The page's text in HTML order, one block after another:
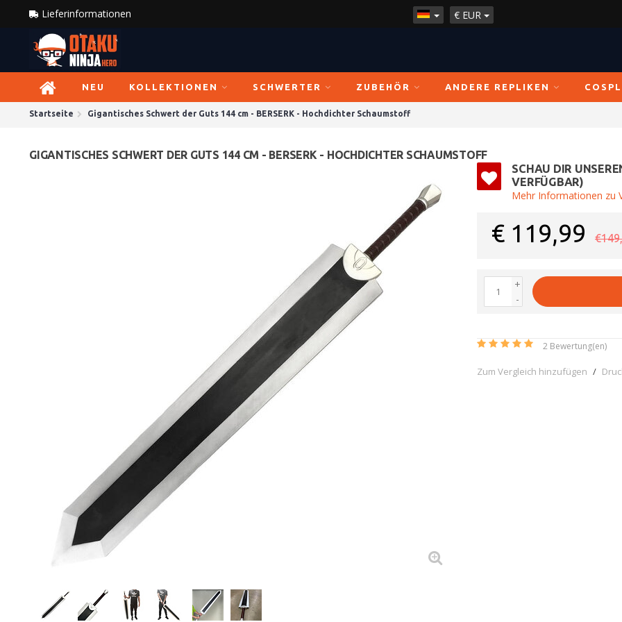
Lieferinformationen € EUR
NEU KOLLEKTIONEN SCHWERTER ZUBEHÖR ANDERE REPLIKEN
Startseite Gigantisches Schwert der Guts 144 cm - BERSERK - Hochdichter Schaumstoff
GIGANTISCHES SCHWERT DER GUTS 144 CM - BERSERK - HOCHDICHTER SCHAUMSTOFF
SCHAU DIR
VERFÜGBAR)
Mehr Informationen zu
€ 119,99
+
-
2 Bewertung(en)
Zum Vergleich hinzufügen /